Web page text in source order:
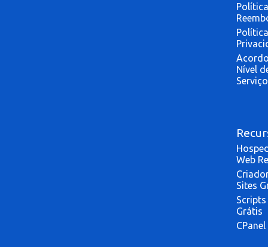
Nível
Serviço
Web
Sites
Scripts
Grátis